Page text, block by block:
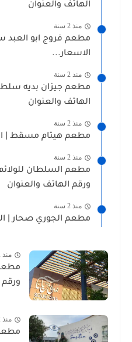
الهاتف والعنوان
منذ 2 سنة
مطعم فروج ابو العبد
الاسعار...
منذ 2 سنة
مطعم جيزان بديه
الهاتف والعنوان
منذ 2 سنة
مطعم هيتام مسقط |
منذ 2 سنة
مطعم السلطان
ورقم الهاتف والعنوان
منذ 2 سنة
مطعم الجوري صحار |
منذ 2 سنة
ورقم
منذ 2 سنة